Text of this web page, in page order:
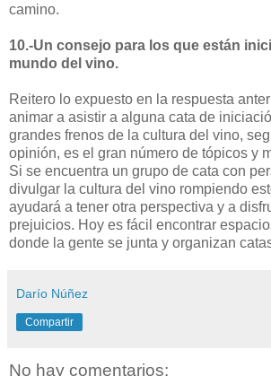
camino.
10.-Un consejo para los que están
mundo del vino.
Reitero lo expuesto en la respuesta
animar a asistir a alguna cata de
grandes frenos de la cultura del vino,
opinión, es el gran número de tópicos y
Si se encuentra un grupo de cata con
divulgar la cultura del vino rompiendo
ayudará a tener otra perspectiva y a
prejuicios. Hoy es fácil encontrar
donde la gente se junta y organizan
Darío Núñez
Compartir
No hay comentarios: